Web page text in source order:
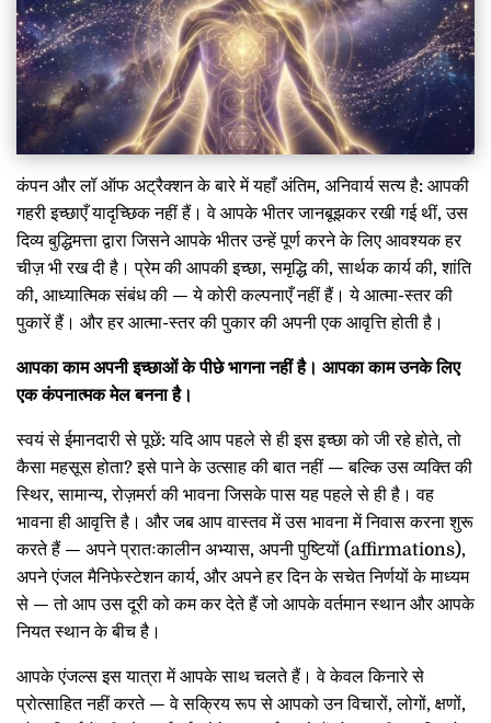
कंपन और लॉ ऑफ अट्रैक्शन के बारे में यहाँ अंतिम, अनिवार्य सत्य है: आपकी
गहरी इच्छाएँ यादृच्छिक नहीं हैं। वे आपके भीतर जानबूझकर रखी गई थीं, उस
दिव्य बुद्धिमत्ता द्वारा जिसने आपके भीतर उन्हें पूर्ण करने के लिए आवश्यक हर
चीज़ भी रख दी है। प्रेम की आपकी इच्छा, समृद्धि की, सार्थक कार्य की, शांति
की, आध्यात्मिक संबंध की — ये कोरी कल्पनाएँ नहीं हैं। ये आत्मा-स्तर की
पुकारें हैं। और हर आत्मा-स्तर की पुकार की अपनी एक आवृत्ति होती है।
आपका काम अपनी इच्छाओं के पीछे भागना नहीं है। आपका काम उनके लिए
एक कंपनात्मक मेल बनना है।
स्वयं से ईमानदारी से पूछें: यदि आप पहले से ही इस इच्छा को जी रहे होते, तो
कैसा महसूस होता? इसे पाने के उत्साह की बात नहीं — बल्कि उस व्यक्ति की
स्थिर, सामान्य, रोज़मर्रा की भावना जिसके पास यह पहले से ही है। वह
भावना ही आवृत्ति है। और जब आप वास्तव में उस भावना में निवास करना शुरू
करते हैं — अपने प्रातःकालीन अभ्यास, अपनी पुष्टियों (affirmations),
अपने एंजल मैनिफेस्टेशन कार्य, और अपने हर दिन के सचेत निर्णयों के माध्यम
से — तो आप उस दूरी को कम कर देते हैं जो आपके वर्तमान स्थान और आपके
नियत स्थान के बीच है।
आपके एंजल्स इस यात्रा में आपके साथ चलते हैं। वे केवल किनारे से
प्रोत्साहित नहीं करते — वे सक्रिय रूप से आपको उन विचारों, लोगों, क्षणों,